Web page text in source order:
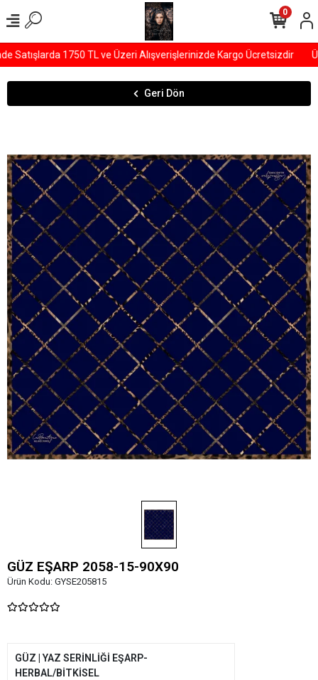
Satışlarda 1750 TL ve Üzeri Alışverişlerinizde Kargo Ücretsizdir
0
Geri Dön
GÜZ EŞARP 2058-15-90X90
Ürün Kodu: GYSE205815
GÜZ | YAZ SERİNLİĞİ EŞARP-
HERBAL/BİTKİSEL